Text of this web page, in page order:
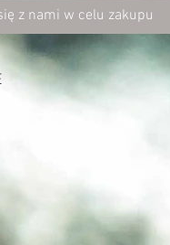
z nami w celu zakupu
szyi, przy rękawach i u dołu